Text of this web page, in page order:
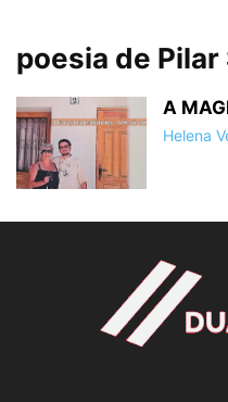
poesia de
A
Helena